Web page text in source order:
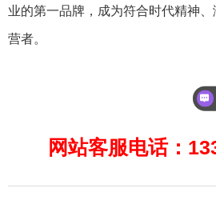
业的第一品牌，成为符合时代精神
营者。
网站客服电话：